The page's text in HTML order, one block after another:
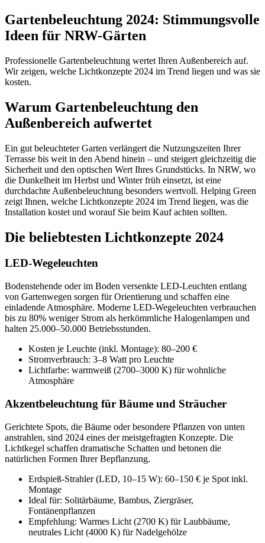
Gartenbeleuchtung 2024: Stimmungsvolle
Ideen für NRW-Gärten
Professionelle Gartenbeleuchtung wertet Ihren Außenbereich auf.
Wir zeigen, welche Lichtkonzepte 2024 im Trend liegen und was sie
kosten.
Warum Gartenbeleuchtung den
Außenbereich aufwertet
Ein gut beleuchteter Garten verlängert die Nutzungszeiten Ihrer
Terrasse bis weit in den Abend hinein – und steigert gleichzeitig die
Sicherheit und den optischen Wert Ihres Grundstücks. In NRW, wo
die Dunkelheit im Herbst und Winter früh einsetzt, ist eine
durchdachte Außenbeleuchtung besonders wertvoll. Helping Green
zeigt Ihnen, welche Lichtkonzepte 2024 im Trend liegen, was die
Installation kostet und worauf Sie beim Kauf achten sollten.
Die beliebtesten Lichtkonzepte 2024
LED-Wegeleuchten
Bodenstehende oder im Boden versenkte LED-Leuchten entlang
von Gartenwegen sorgen für Orientierung und schaffen eine
einladende Atmosphäre. Moderne LED-Wegeleuchten verbrauchen
bis zu 80% weniger Strom als herkömmliche Halogenlampen und
halten 25.000–50.000 Betriebsstunden.
Kosten je Leuchte (inkl. Montage): 80–200 €
Stromverbrauch: 3–8 Watt pro Leuchte
Lichtfarbe: warmweiß (2700–3000 K) für wohnliche
Atmosphäre
Akzentbeleuchtung für Bäume und Sträucher
Gerichtete Spots, die Bäume oder besondere Pflanzen von unten
anstrahlen, sind 2024 eines der meistgefragten Konzepte. Die
Lichtkegel schaffen dramatische Schatten und betonen die
natürlichen Formen Ihrer Bepflanzung.
Erdspieß-Strahler (LED, 10–15 W): 60–150 € je Spot inkl.
Montage
Ideal für: Solitärbäume, Bambus, Ziergräser,
Fontänenpflanzen
Empfehlung: Warmes Licht (2700 K) für Laubbäume,
neutrales Licht (4000 K) für Nadelgehölze